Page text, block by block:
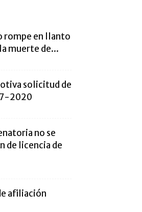
rompe en llanto
muerte de...
solicitud de
2020
no se
de licencia de
afiliación